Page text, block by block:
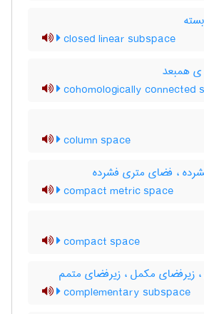
closed linear subspace
ی همبعد
cohomologically connected
column space
، فضای متری فشرده
compact metric space
compact space
زیرفضای مکمل ، زیرفضای متمم
complementary subspace